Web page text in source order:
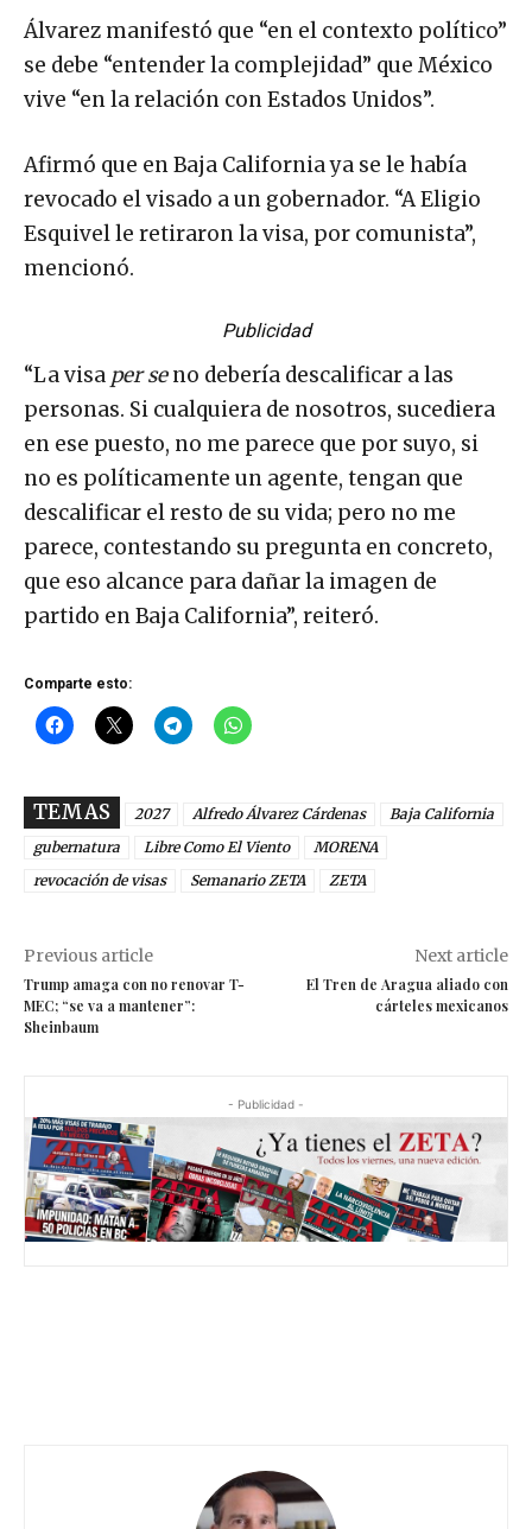
Álvarez manifestó que “en el contexto político”
se debe “entender la complejidad” que México
vive “en la relación con Estados Unidos”.
Afirmó que en Baja California ya se le había
revocado el visado a un gobernador. “A Eligio
Esquivel le retiraron la visa, por comunista”,
mencionó.
Publicidad
“La visa per seno debería descalificar a las
personas. Si cualquiera de nosotros, sucediera
en ese puesto, no me parece que por suyo, si
no es políticamente un agente, tengan que
descalificar el resto de su vida; pero no me
parece, contestando su pregunta en concreto,
que eso alcance para dañar la imagen de
partido en Baja California”, reiteró.
Comparte esto:
TEMAS 2027 Alfredo Álvarez Cárdenas
Baja California
gubernatura
Libre Como El Viento
MORENA
revocación de visas
Semanario ZETA ZETA
Previous article
Trump amaga con no renovar T-
MEC; “se va a mantener”:
Sheinbaum
Next article
El Tren de Aragua aliado con
cárteles mexicanos
- Publicidad -